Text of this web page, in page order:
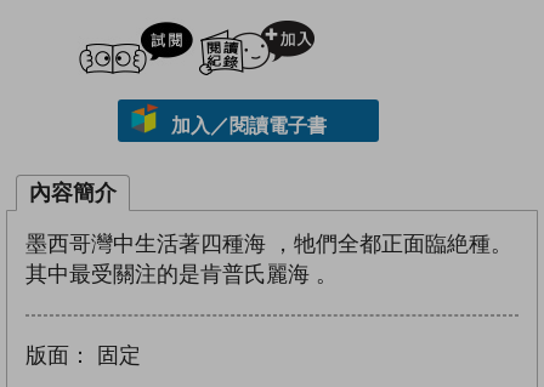
試閲
加入／閱讀電子書
內容簡介
墨西哥灣中生活著四種海 ，牠們全都正面臨絶種。
其中最受關注的是肯普氏麗海 。
版面： 固定